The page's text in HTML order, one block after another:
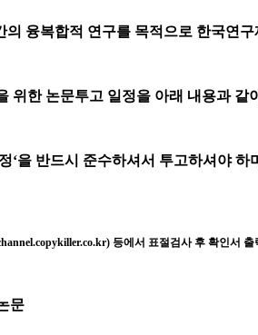
의 융복합적 연구를 목적으로 한국연
위한 논문투고 일정을 아래 내용과
‘을 반드시 준수하셔서 투고하셔야 하
등에서 표절검사 후 확인서 출
문